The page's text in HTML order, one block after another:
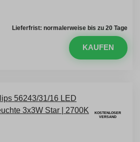
Lieferfrist: normalerweise bis zu 20 Tage
KAUFEN
KOSTENLOSER
VERSAND